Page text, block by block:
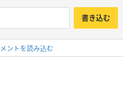
書き込む
ントを読み込む